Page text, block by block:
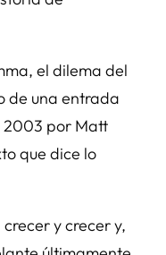
, el dilema del
de una entrada
2003 por Matt
que dice lo
y crecer y,